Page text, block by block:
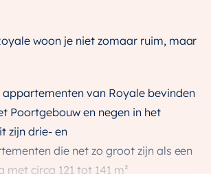
woon je niet zomaar ruim, maar
appartementen van Royale bevinden
Poortgebouw en negen in het
zijn drie- en
die net zo groot zijn als een
met circa 121 tot 141 m²